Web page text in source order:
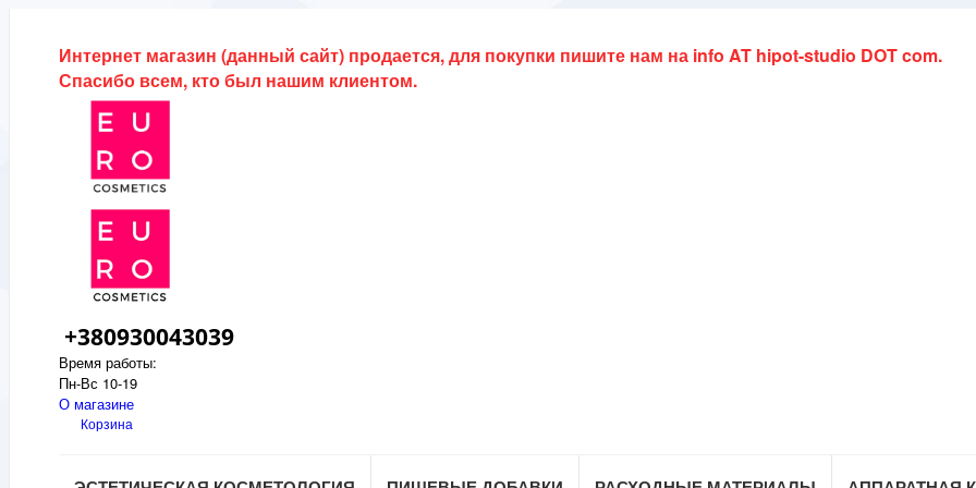
Интернет магазин (данный сайт) продается, для покупки пишите нам на info AT hipot-studio DOT com.
Спасибо всем, кто был нашим клиентом.
+380930043039
Время работы:
Пн-Вс 10-19
О магазине
Корзина